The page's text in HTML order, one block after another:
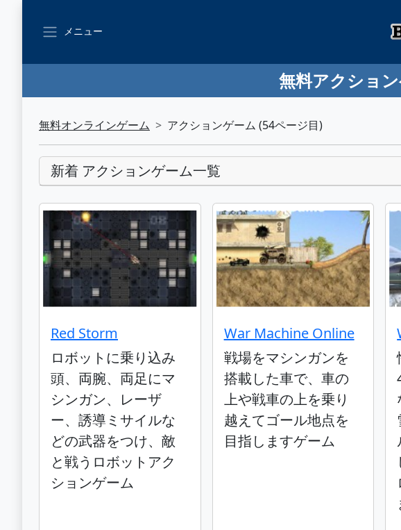
メニュー
無料アクショ
無料オンラインゲーム アクションゲーム (54ページ目)
新着 アクションゲーム一覧
Red Storm
ロボットに乗り込み
頭、両腕、両足にマ
シンガン、レーザ
ー、誘導ミサイルな
どの武器をつけ、敵
と戦うロボットアク
ションゲーム
War Machine Online
戦場をマシンガンを
搭載した車で、車の
上や戦車の上を乗り
越えてゴール地点を
目指しますゲーム